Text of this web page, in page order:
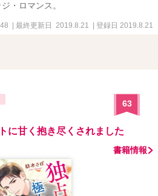
・ロマンス。
| 最終更新日 2019.8.21 | 登録日 2019.8.21
63
に甘く抱き尽くされました
書籍情報